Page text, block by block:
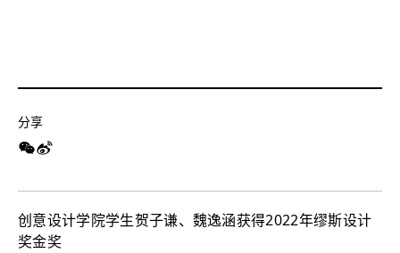
分享
创意设计学院学生贺子谦、魏逸涵获得2022年缪斯设计
奖金奖